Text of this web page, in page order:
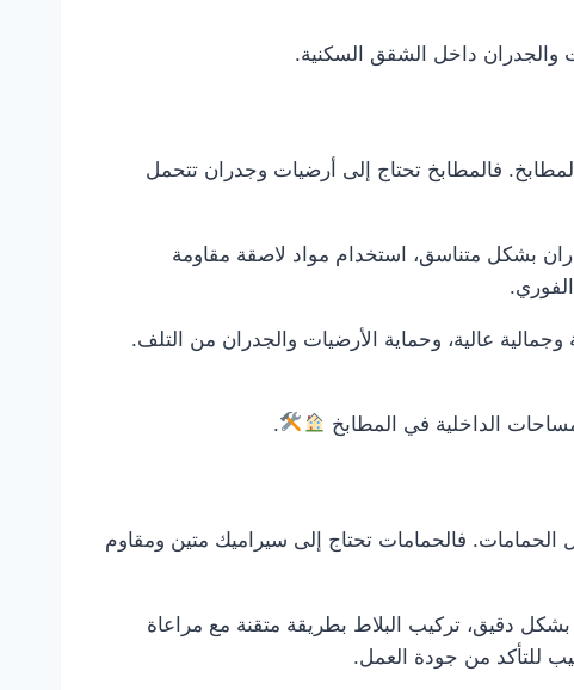
والجدران داخل الشقق السكنية.
فالمطابخ تحتاج إلى أرضيات وجدران تتحمل
بشكل متناسق، استخدام مواد لاصقة مقاومة
عالية، وحماية الأرضيات والجدران من التلف.
الداخلية في المطابخ .
فالحمامات تحتاج إلى سيراميك متين ومقاوم
دقيق، تركيب البلاط بطريقة متقنة مع مراعاة
للتأكد من جودة العمل.